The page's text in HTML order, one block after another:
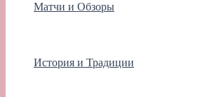
Матчи и Обзоры
История и Традиции